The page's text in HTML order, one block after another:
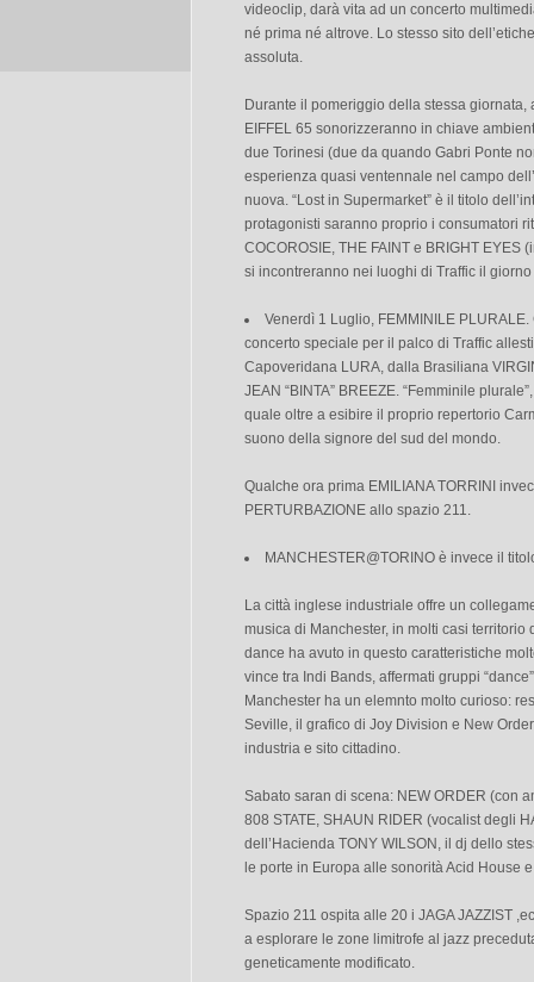
videoclip, darà vita ad un concerto
né prima né altrove. Lo stesso sito
assoluta.
Durante il pomeriggio della stessa
EIFFEL 65 sonorizzeranno in chiave
due Torinesi (due da quando Gabri Ponte
esperienza quasi ventennale nel campo
nuova. “Lost in Supermarket” è il titolo
protagonisti saranno proprio i consumatori
COCOROSIE, THE FAINT e BRIGHT
si incontreranno nei luoghi di Traffic il giorno
Venerdì 1 Luglio, FEMMINILE
concerto speciale per il palco di Traffic
Capoveridana LURA, dalla Brasiliana
JEAN “BINTA” BREEZE. “Femminile
quale oltre a esibire il proprio repertorio
suono della signore del sud del mondo.
Qualche ora prima EMILIANA TORRINI
PERTURBAZIONE allo spazio 211.
MANCHESTER@TORINO è invece il
La città inglese industriale offre un
musica di Manchester, in molti casi territorio
dance ha avuto in questo caratteristiche
vince tra Indi Bands, affermati gruppi
Manchester ha un elemnto molto curioso:
Seville, il grafico di Joy Division e New
industria e sito cittadino.
Sabato saran di scena: NEW ORDER (con
808 STATE, SHAUN RIDER (vocalist degli
dell’Hacienda TONY WILSON, il dj dello
le porte in Europa alle sonorità Acid House
Spazio 211 ospita alle 20 i JAGA JAZZIST
a esplorare le zone limitrofe al jazz
geneticamente modificato.